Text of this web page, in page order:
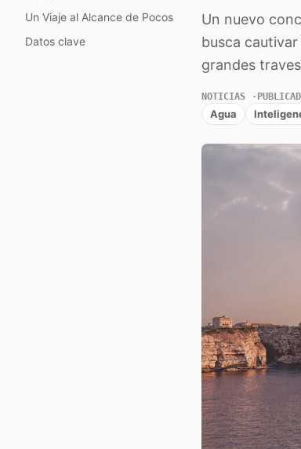
Un Viaje al Alcance de Pocos
Datos clave
Un nuevo
busca
grandes
NOTICIAS
Agua